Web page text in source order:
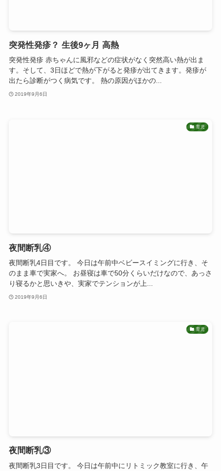
突発性発疹？ 生後9ヶ月 高熱
突発性発疹 赤ちゃんに風邪などの症状がなく突然高い熱が出ま
す。そして、3日ほどで熱が下がると発疹が出てきます。発疹が
出たら診断がつく病気です。 熱の原因がほかの...
2019年9月6日
育児
夜間断乳④
夜間断乳4日目です。 今日は午前中ベビースイミングに行き、そ
のまま車で実家へ。 お昼寝は車で50分くらいだけなので、あっさ
り寝るかと思いきや、実家でテンションが上...
2019年9月6日
育児
夜間断乳③
夜間断乳3日目です。 今日は午前中にリトミック教室に行き、午